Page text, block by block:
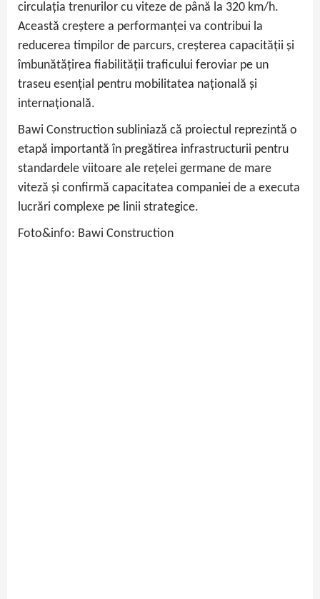
circulația trenurilor cu viteze de până la 320 km/h.
Această creștere a performanței va contribui la
reducerea timpilor de parcurs, creșterea capacității și
îmbunătățirea fiabilității traficului feroviar pe un
traseu esențial pentru mobilitatea națională și
internațională.
Bawi Construction subliniază că proiectul reprezintă o
etapă importantă în pregătirea infrastructurii pentru
standardele viitoare ale rețelei germane de mare
viteză și confirmă capacitatea companiei de a executa
lucrări complexe pe linii strategice.
Foto&info: Bawi Construction